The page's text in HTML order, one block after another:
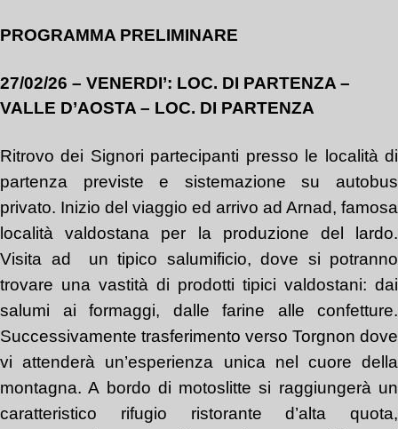
PROGRAMMA PRELIMINARE
27/02/26 – VENERDI’: LOC. DI PARTENZA –
VALLE D’AOSTA – LOC. DI PARTENZA
Ritrovo dei Signori partecipanti presso le località di
partenza previste e sistemazione su autobus
privato. Inizio del viaggio ed arrivo ad Arnad, famosa
località valdostana per la produzione del lardo.
Visita ad
un tipico salumificio, dove si potranno
trovare una vastità di prodotti tipici valdostani: dai
salumi ai formaggi, dalle farine alle confetture.
Successivamente trasferimento verso Torgnon dove
vi attenderà un’esperienza unica nel cuore della
montagna. A bordo di motoslitte si raggiungerà un
caratteristico rifugio ristorante d’alta quota,